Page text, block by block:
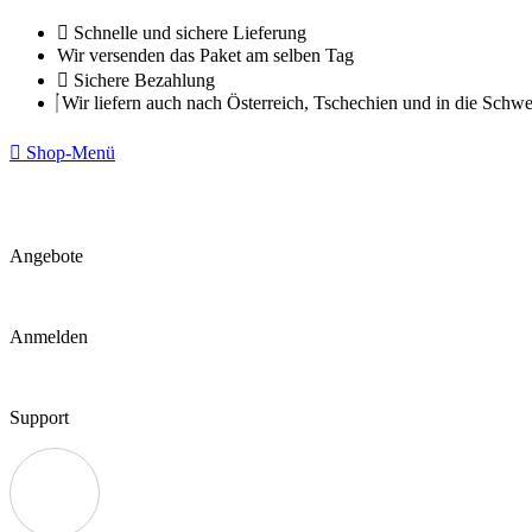
Zum
Inhalt
springen
Schnelle und sichere Lieferung
Wir versenden das Paket am selben Tag
Sichere Bezahlung
Wir liefern auch nach Österreich, Tschechien und in die
Shop-Menü
Angebote
Anmelden
Support